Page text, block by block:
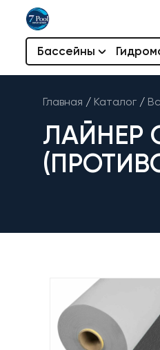
Бассейны
Главная / Каталог /
ЛАЙНЕР